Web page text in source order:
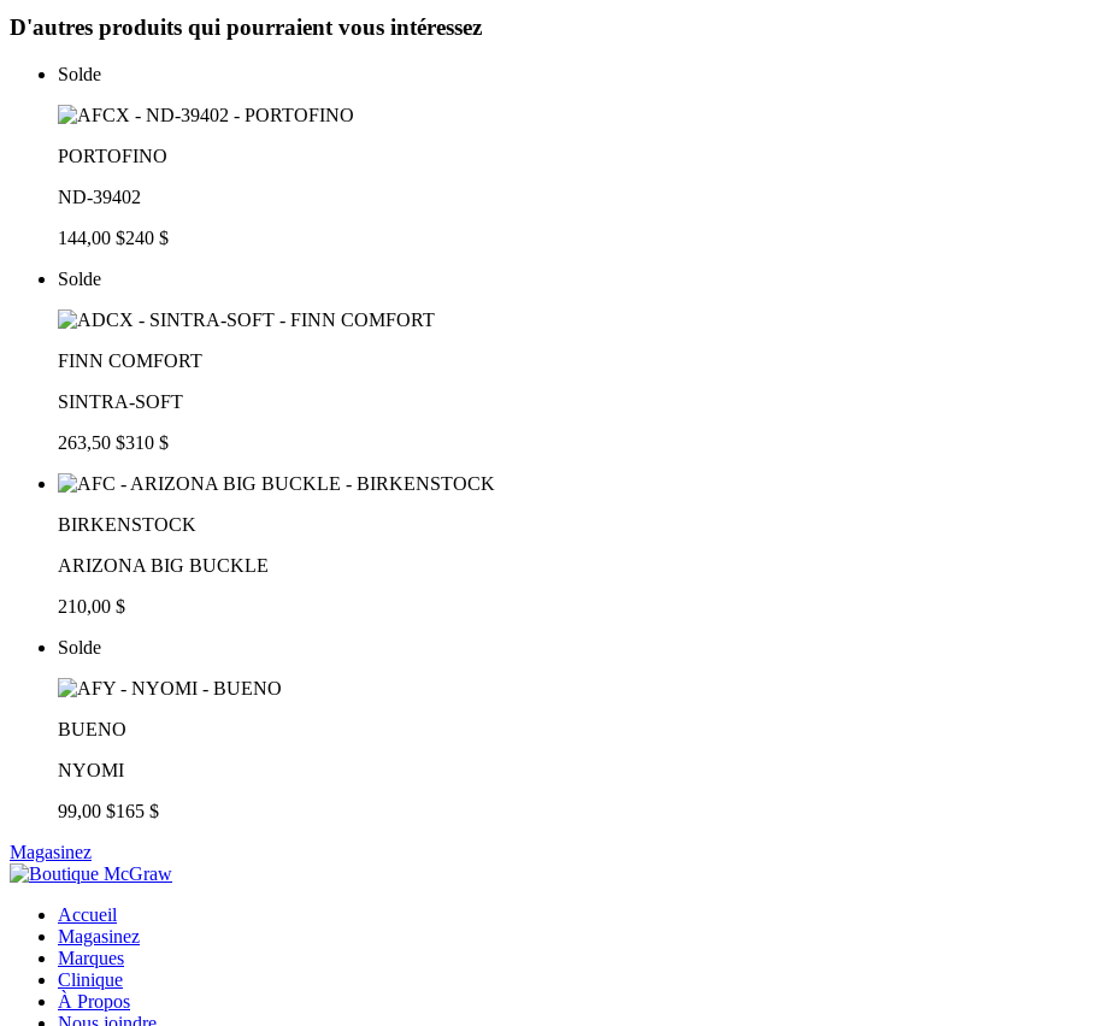
D'autres produits qui pourraient vous intéressez
Solde
PORTOFINO
ND-39402
144,00 $240 $
Solde
FINN COMFORT
SINTRA-SOFT
263,50 $310 $
BIRKENSTOCK
ARIZONA BIG BUCKLE
210,00 $
Solde
BUENO
NYOMI
99,00 $165 $
Magasinez
Accueil
Magasinez
Marques
Clinique
À Propos